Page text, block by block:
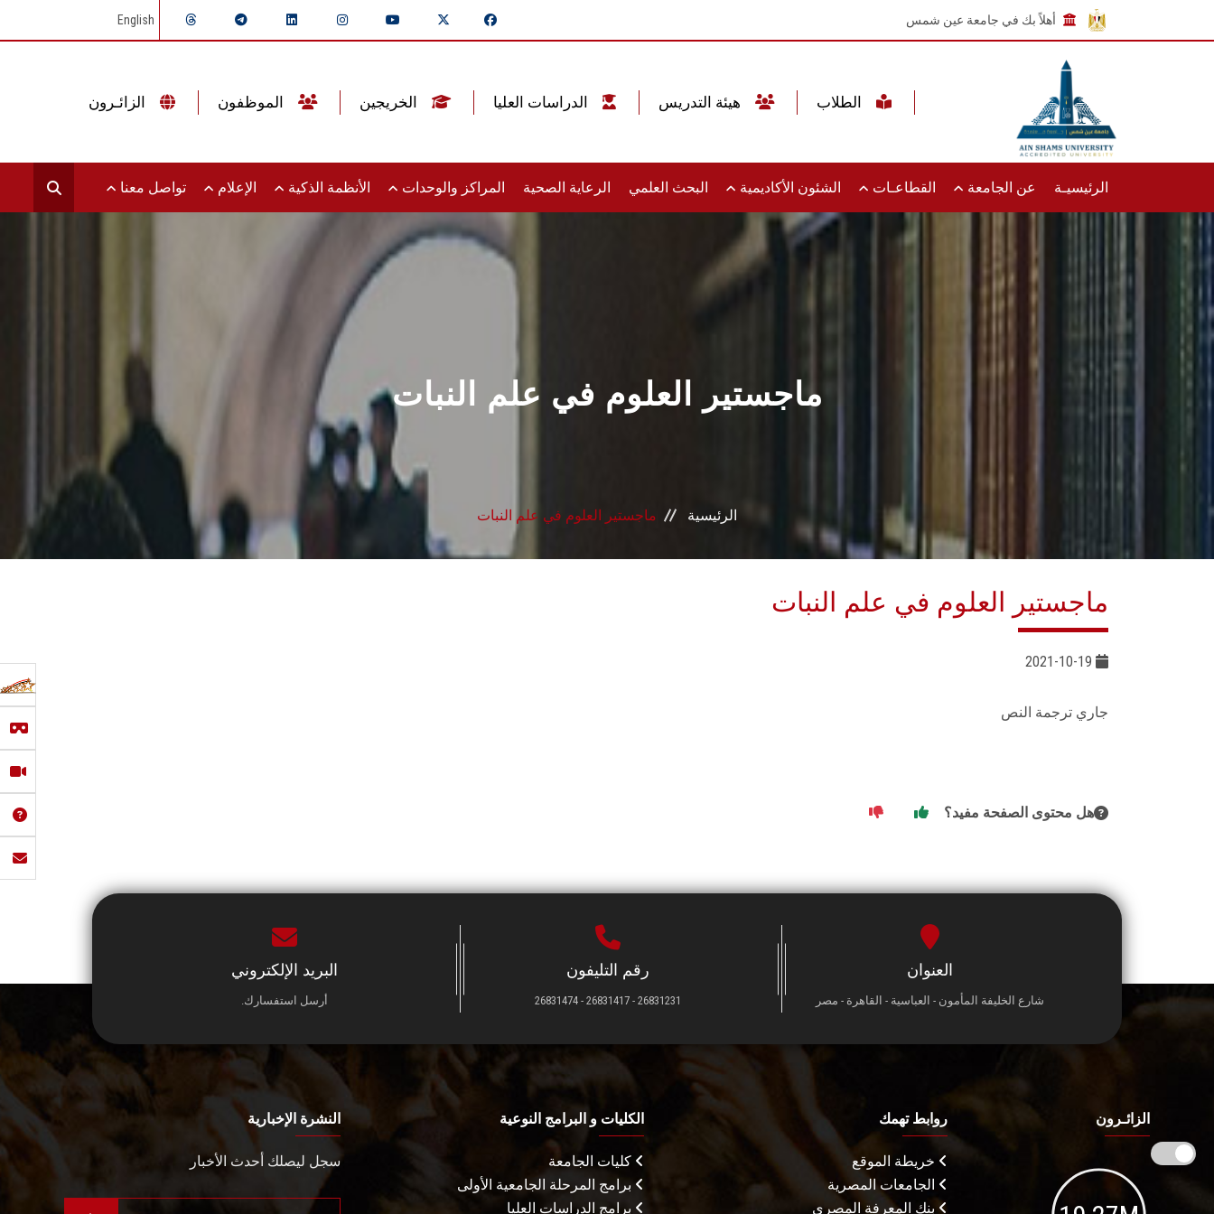
أهلاً بك في جامعة عين شمس English
الرئيسيـة عن الجامعة القطاعـات الشئون الأكاديمية البحث العلمي الرعاية الصحية المراكز والوحدات الأنظمة الذكية الإعلام تواصل معنا
ماجستير العلوم في علم النبات
الرئيسية ماجستير العلوم في علم النبات
ماجستير العلوم في علم النبات
جاري ترجمة النص
هل محتوى الصفحة مفيد؟
العنوان
شارع الخليفة المأمون - العباسية - القاهرة - مصر
رقم التليفون
26831231 - 26831417 - 26831474
البريد الإلكتروني
أرسل استفسارك.
الزائـرون روابط تهمك
خريطة الموقع
الجامعات المصرية
بنك المعرفة المصري
الكليات و البرامج النوعية
كليات الجامعة
برامج المرحلة الجامعية الأولى
برامج الدراسات العليا
النشرة الإخبارية
سجل ليصلك أحدث الأخبار